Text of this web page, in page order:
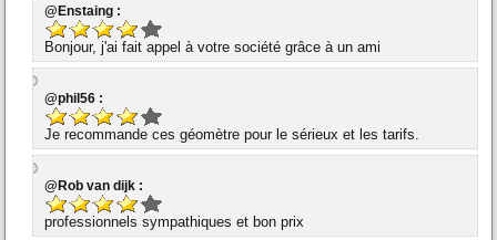
@Enstaing :
Bonjour, j'ai fait appel à votre société grâce à un ami
@phil56 :
Je recommande ces géomètre pour le sérieux et les tarifs.
@Rob van dijk :
professionnels sympathiques et bon prix